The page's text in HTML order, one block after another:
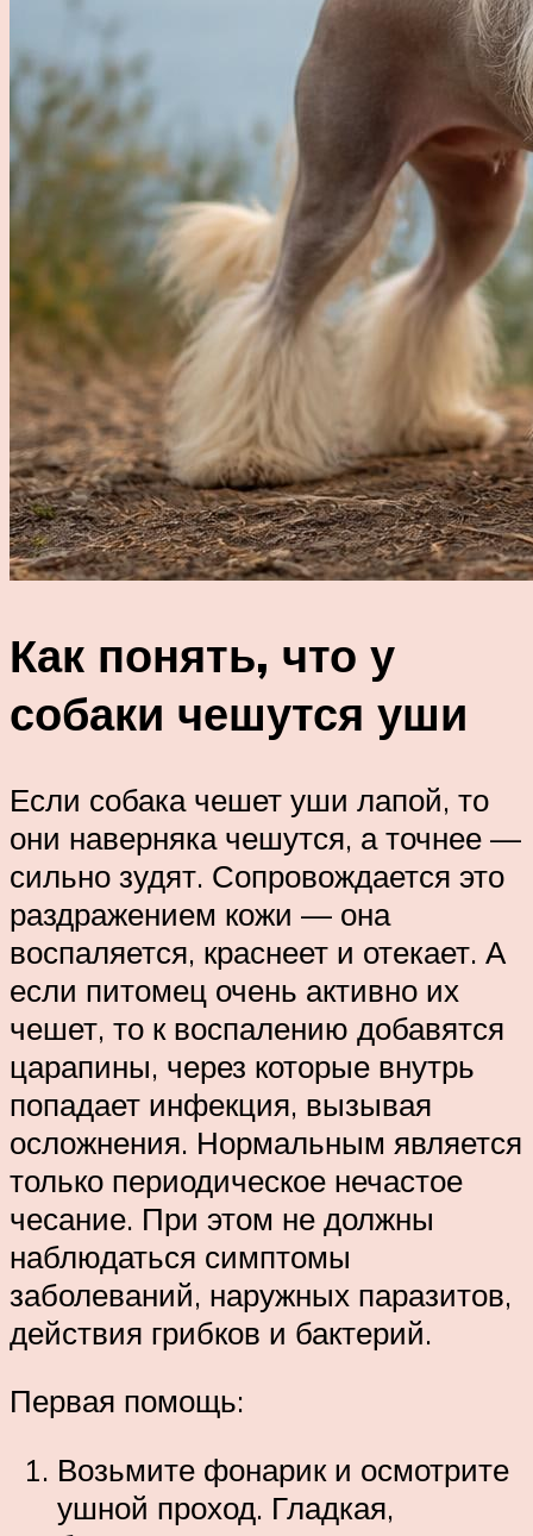
Как понять, что у
собаки чешутся уши
Если собака чешет уши лапой, то
они наверняка чешутся, а точнее —
сильно зудят. Сопровождается это
раздражением кожи — она
воспаляется, краснеет и отекает. А
если питомец очень активно их
чешет, то к воспалению добавятся
царапины, через которые внутрь
попадает инфекция, вызывая
осложнения. Нормальным является
только периодическое нечастое
чесание. При этом не должны
наблюдаться симптомы
заболеваний, наружных паразитов,
действия грибков и бактерий.
Первая помощь:
Возьмите фонарик и осмотрите
ушной проход. Гладкая,